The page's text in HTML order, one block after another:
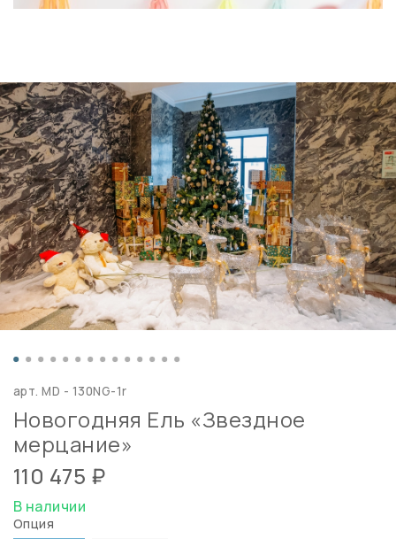
арт.MD - 130NG-1r
Новогодняя Ель «Звездное
мерцание»
110 475 ₽
В наличии
Опция